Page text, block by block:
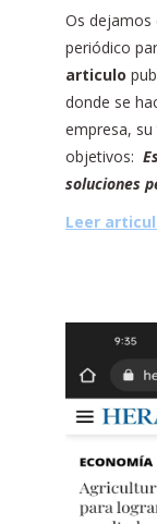
Os dejamos
periódico
articulo
donde se
empresa,
objetivos:
soluciones
Leer